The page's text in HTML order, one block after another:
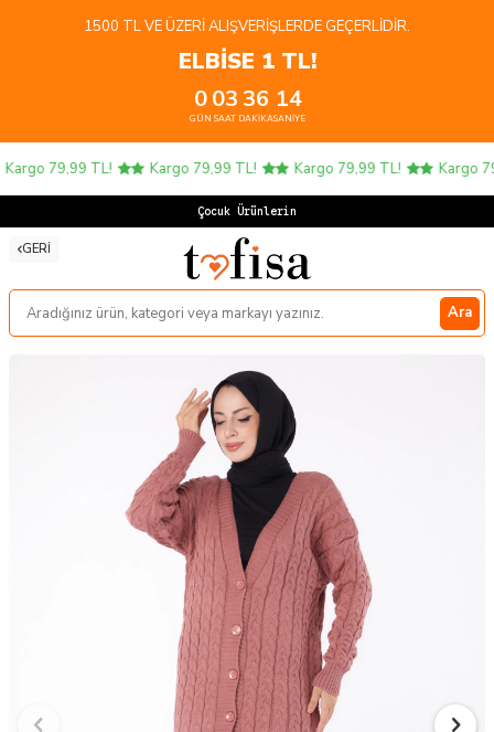
1500 TL VE ÜZERI ALIŞVERIŞLERDE GEÇERLIDIR.
ELBİSE 1 TL!
0
GÜN
03
SAAT
36
DAKIKA
14
SANIYE
79,99 TL! Kargo 79,99 TL! Kargo 79,99 TL! Kargo
Çocuk Ürünlerinde
GERI
Ara